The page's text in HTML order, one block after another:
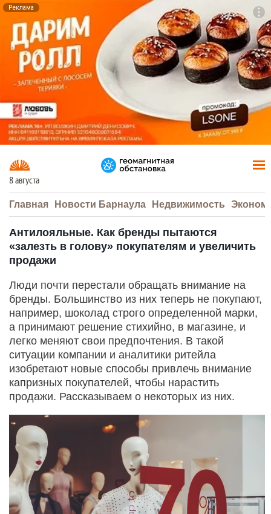
Реклама
8 августа
Главная Новости Барнаула Недвижимость
Антилояльные. Как бренды пытаются
«залезть в голову» покупателям и увеличить
продажи
Люди почти перестали обращать внимание на
бренды. Большинство из них теперь не покупают,
например, шоколад строго определенной марки,
а принимают решение стихийно, в магазине, и
легко меняют свои предпочтения. В такой
ситуации компании и аналитики ритейла
изобретают новые способы привлечь внимание
капризных покупателей, чтобы нарастить
продажи. Рассказываем о некоторых из них.